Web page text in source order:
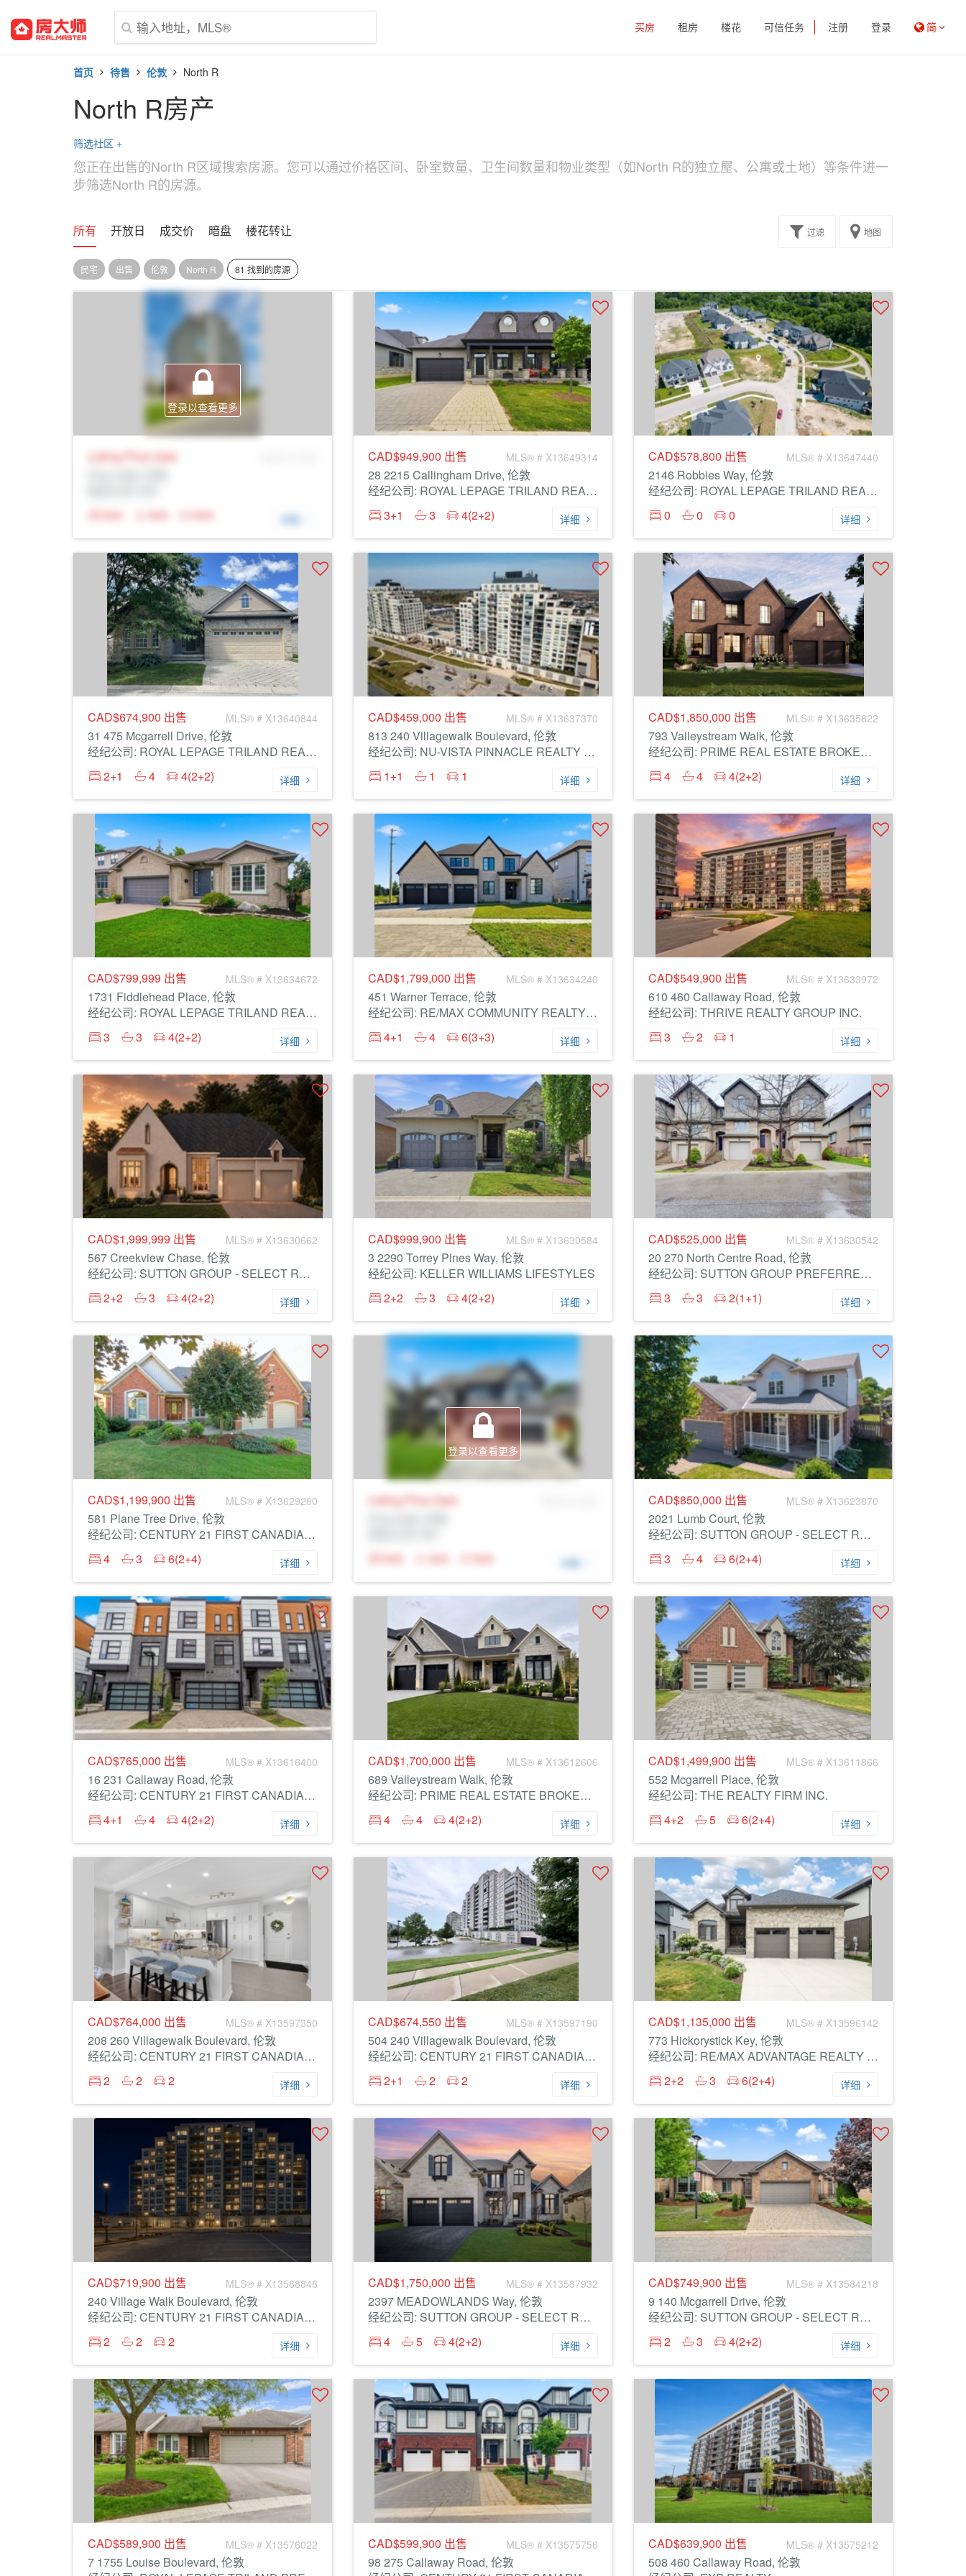
买房 租房 楼花 可信任务 注册 登录 简
首页 待售 伦敦 North R
North R房产
筛选社区 +
您正在出售的North R区域搜索房源。您可以通过价格区间、卧室数量、卫生间数量和物业类型（如North R的独立屋、公寓或土地）等条件进一
步筛选North R的房源。
所有 开放日 成交价 暗盘 楼花转让 过滤 地图
民宅 出售 伦敦 North R 81 找到的房源
登录以查看更多
Listing Price Sale
N/A
N/A N/A 详细
CAD$949,900 出售 MLS® # X13649314
28 2215 Callingham Drive, 伦敦
经纪公司: ROYAL LEPAGE TRILAND REALTY
3+1
3 4(2+2) 详细
CAD$578,800 出售 MLS® # X13647440
2146 Robbies Way, 伦敦
经纪公司: ROYAL LEPAGE TRILAND REALTY
0
0 0 详细
CAD$674,900 出售 MLS® # X13640844
31 475 Mcgarrell Drive, 伦敦
经纪公司: ROYAL LEPAGE TRILAND REALTY
2+1
4 4(2+2) 详细
CAD$459,000 出售 MLS® # X13637370
813 240 Villagewalk Boulevard, 伦敦
经纪公司: NU-VISTA PINNACLE REALTY BROKERAGE INC
1+1
1 1 详细
CAD$1,850,000 出售 MLS® # X13635822
793 Valleystream Walk, 伦敦
经纪公司: PRIME REAL ESTATE BROKERAGE
4
4 4(2+2) 详细
CAD$799,999 出售 MLS® # X13634672
1731 Fiddlehead Place, 伦敦
经纪公司: ROYAL LEPAGE TRILAND REALTY
3
3 4(2+2) 详细
CAD$1,799,000 出售 MLS® # X13634240
451 Warner Terrace, 伦敦
经纪公司: RE/MAX COMMUNITY REALTY INC.
4+1
4 6(3+3) 详细
CAD$549,900 出售 MLS® # X13633972
610 460 Callaway Road, 伦敦
经纪公司: THRIVE REALTY GROUP INC.
3
2 1 详细
CAD$1,999,999 出售 MLS® # X13630662
567 Creekview Chase, 伦敦
经纪公司: SUTTON GROUP - SELECT REALTY
2+2
3 4(2+2) 详细
CAD$999,900 出售 MLS® # X13630584
3 2290 Torrey Pines Way, 伦敦
经纪公司: KELLER WILLIAMS LIFESTYLES
2+2
3 4(2+2) 详细
CAD$525,000 出售 MLS® # X13630542
20 270 North Centre Road, 伦敦
经纪公司: SUTTON GROUP PREFERRED REALTY INC.
3
3 2(1+1) 详细
CAD$1,199,900 出售 MLS® # X13629280
581 Plane Tree Drive, 伦敦
经纪公司: CENTURY 21 FIRST CANADIAN CORP
4
3 6(2+4) 详细
登录以查看更多
Listing Price Sale
N/A
N/A N/A 详细
CAD$850,000 出售 MLS® # X13623870
2021 Lumb Court, 伦敦
经纪公司: SUTTON GROUP - SELECT REALTY
3
4 6(2+4) 详细
CAD$765,000 出售 MLS® # X13616400
16 231 Callaway Road, 伦敦
经纪公司: CENTURY 21 FIRST CANADIAN CORP
4+1
4 4(2+2) 详细
CAD$1,700,000 出售 MLS® # X13612606
689 Valleystream Walk, 伦敦
经纪公司: PRIME REAL ESTATE BROKERAGE
4
4 4(2+2) 详细
CAD$1,499,900 出售 MLS® # X13611866
552 Mcgarrell Place, 伦敦
经纪公司: THE REALTY FIRM INC.
4+2
5 6(2+4) 详细
CAD$764,000 出售 MLS® # X13597350
208 260 Villagewalk Boulevard, 伦敦
经纪公司: CENTURY 21 FIRST CANADIAN CORP
2
2 2 详细
CAD$674,550 出售 MLS® # X13597190
504 240 Villagewalk Boulevard, 伦敦
经纪公司: CENTURY 21 FIRST CANADIAN CORP
2+1
2 2 详细
CAD$1,135,000 出售 MLS® # X13596142
773 Hickorystick Key, 伦敦
经纪公司: RE/MAX ADVANTAGE REALTY LTD.
2+2
3 6(2+4) 详细
CAD$719,900 出售 MLS® # X13588848
240 Village Walk Boulevard, 伦敦
经纪公司: CENTURY 21 FIRST CANADIAN CORP
2
2 2 详细
CAD$1,750,000 出售 MLS® # X13587932
2397 MEADOWLANDS Way, 伦敦
经纪公司: SUTTON GROUP - SELECT REALTY
4
5 4(2+2) 详细
CAD$749,900 出售 MLS® # X13584218
9 140 Mcgarrell Drive, 伦敦
经纪公司: SUTTON GROUP - SELECT REALTY
2
3 4(2+2) 详细
CAD$589,900 出售 MLS® # X13576022
7 1755 Louise Boulevard, 伦敦
CAD$599,900 出售 MLS® # X13575756
98 275 Callaway Road, 伦敦
CAD$639,900 出售 MLS® # X13575212
508 460 Callaway Road, 伦敦